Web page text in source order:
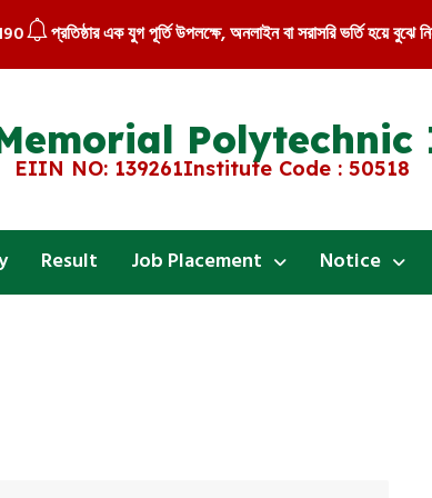
প্রতিষ্ঠার এক যুগ পূর্তি উপলক্ষে, অনলাইন বা সরাসরি ভর্তি হয়ে বুঝে
EIIN NO: 139261Institute Code : 50518
Result Job Placement Notice